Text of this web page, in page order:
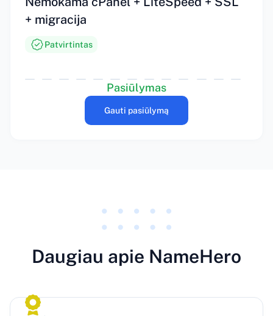
+ migracija
Patvirtintas
Pasiūlymas
Gauti pasiūlymą
Daugiau apie NameHero